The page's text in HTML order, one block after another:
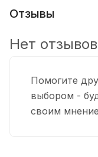
Отзывы
Помогите
выбором -
своим
Нет отзывов